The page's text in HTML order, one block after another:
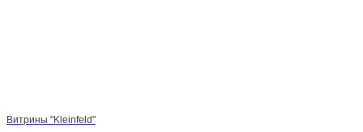
Витрины "Kleinfeld"